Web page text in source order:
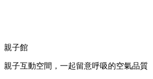
親子館
親子互動空間，一起留意呼吸的空氣品質